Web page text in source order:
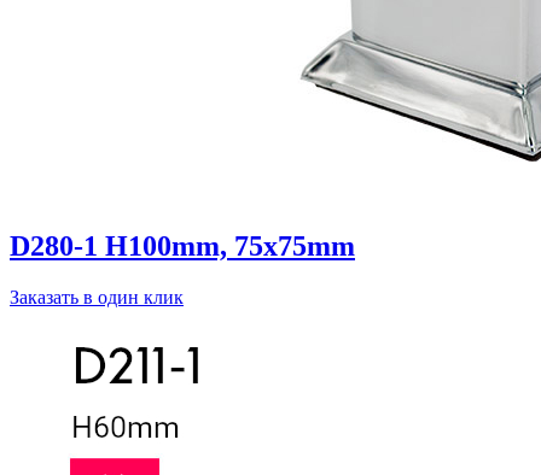
D280-1 H100mm, 75x75mm
Заказать в один клик